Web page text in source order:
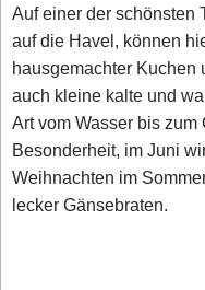
Auf einer der schönsten
auf die Havel, können
hausgemachter Kuchen
auch kleine kalte und
Art vom Wasser bis
Besonderheit, im Juni
Weihnachten im
lecker Gänsebraten.